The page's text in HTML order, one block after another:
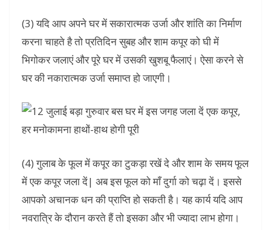
(3) यदि आप अपने घर में सकारात्मक उर्जा और शांति का निर्माण
करना चाहते है तो प्रतिदिन सुबह और शाम कपूर को घी में
भिगोकर जलाएं और पूरे घर में उसकी खुशबू फैलाएं। ऐसा करने से
घर की नकारात्मक उर्जा समाप्त हो जाएगी।
(4) गुलाब के फूल में कपूर का टुकड़ा रखें दे और शाम के समय फूल
में एक कपूर जला दें| अब इस फूल को माँ दुर्गा को चढ़ा दें। इससे
आपको अचानक धन की प्राप्ति हो सकती है। यह कार्य यदि आप
नवरात्रि के दौरान करते हैं तो इसका और भी ज्यादा लाभ होगा।